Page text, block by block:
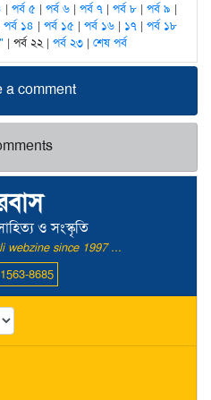
ও সংস্কৃতি
webzine since 1997 ...
8685
| পর্ব ৫ | পর্ব ৬ | পর্ব ৭ | পর্ব ৮ | পর্ব ৯ |
পর্ব ১৪ | পর্ব ১৫ | পর্ব ১৬ | ১৭ | পর্ব ১৮
| পর্ব ২২ | পর্ব ২৩| শেষ পর্ব
a comment